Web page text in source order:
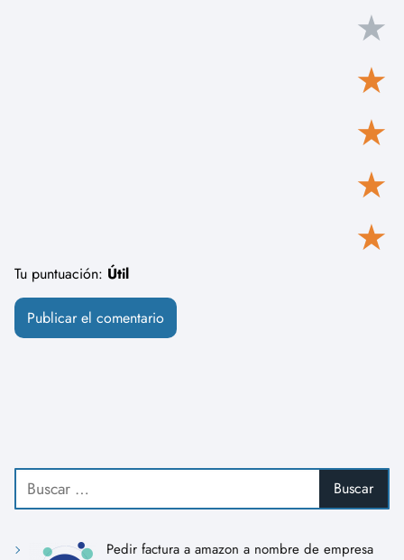
★
★
★
★
★
Tu puntuación: Útil
Pedir factura a amazon a nombre de empresa